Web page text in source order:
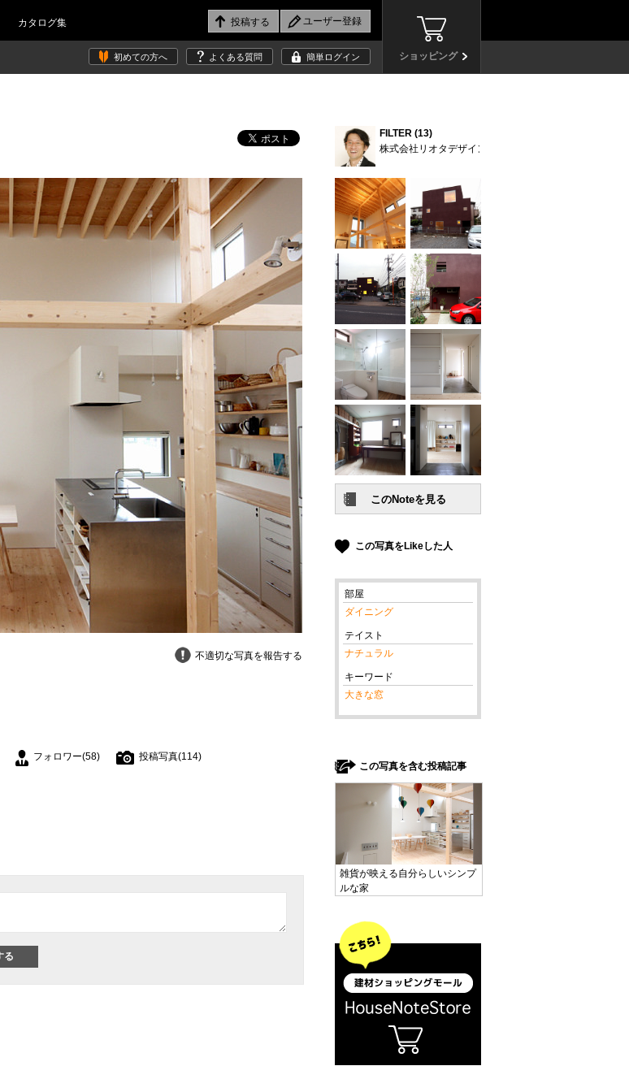
カタログ集
ショッピング
初めての方へ よくある質問 簡単ログイン
不適切な写真を報告する
フォロワー(58) 投稿写真(114)
FILTER (13)
株式会社リオタデザイン
この写真をLikeした人
部屋
ダイニング
テイスト
ナチュラル
キーワード
大きな窓
この写真を含む投稿記事
雑貨が映える自分らしいシンプ
ルな家